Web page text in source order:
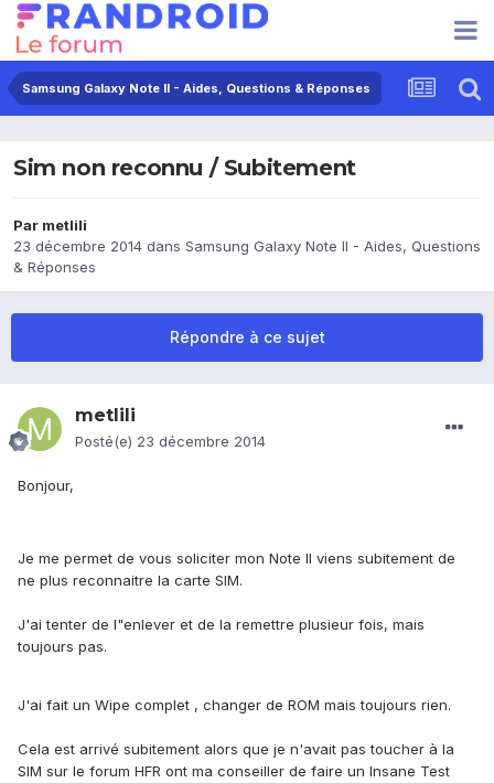
Samsung Galaxy Note II - Aides, Questions & Réponses
Sim non reconnu / Subitement
Par metlili
23 décembre 2014 dans Samsung Galaxy Note II - Aides, Questions
& Réponses
Répondre à ce sujet
metlili
Posté(e) 23 décembre 2014
Bonjour,
Je me permet de vous soliciter mon Note II viens subitement de
ne plus reconnaitre la carte SIM.
J'ai tenter de l"enlever et de la remettre plusieur fois, mais
toujours pas.
J'ai fait un Wipe complet , changer de ROM mais toujours rien.
Cela est arrivé subitement alors que je n'avait pas toucher à la
SIM sur le forum HFR ont ma conseiller de faire un Insane Test